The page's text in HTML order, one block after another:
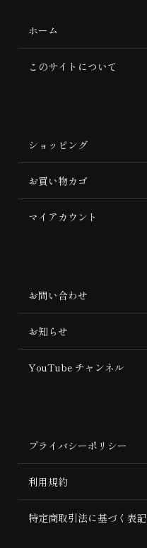
ホーム
このサイトについて
ショッピング
お買い物カゴ
マイアカウント
お問い合わせ
お知らせ
YouTube チャンネル
プライバシーポリシー
利用規約
特定商取引法に基づく表記